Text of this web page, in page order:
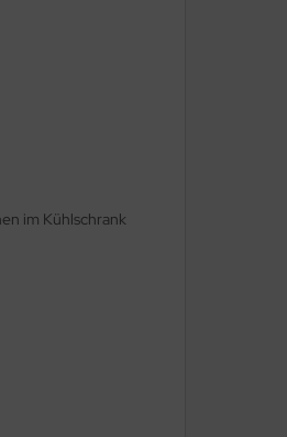
im Kühlschrank